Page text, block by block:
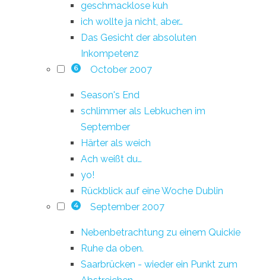
geschmacklose kuh
ich wollte ja nicht, aber…
Das Gesicht der absoluten
Inkompetenz
6 October 2007
Season's End
schlimmer als Lebkuchen im
September
Härter als weich
Ach weißt du…
yo!
Rückblick auf eine Woche Dublin
4 September 2007
Nebenbetrachtung zu einem Quickie
Ruhe da oben.
Saarbrücken - wieder ein Punkt zum